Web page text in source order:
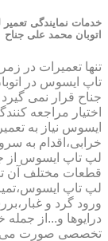
خدمات نمایندگی
اتوبان محمد علی جناح
تنها تعمیرات در
تاپ ایسوس در
جناح قرار نمی
اختیار مراجعه
ایسوس نیاز به
خرابی،اقدام به
لپ تاپ ایسوس از
قطعات مختلف آن
لپ تاپ
ورود گرد و
درایوها و...از
تخصصی صورت می